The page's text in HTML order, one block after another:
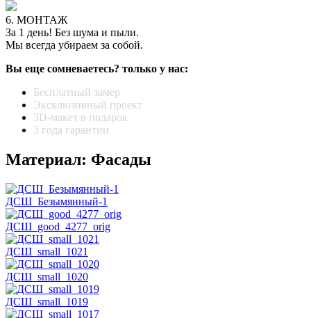
6. МОНТАЖ
За 1 день! Без шума и пыли.
Мы всегда убираем за собой.
Вы еще сомневаетесь? только у нас:
Бесплатный замер
Эксклюзивный проект
3D-макет в подарок
3 года гарантии
Материал: Фасады
ДСШ_Безымянный-1
ДСШ_good_4277_orig
ДСШ_small_1021
ДСШ_small_1020
ДСШ_small_1019